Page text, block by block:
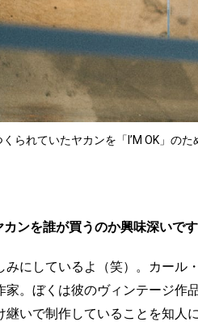
られていたヤカンを「I’M OK」の
ンを誰が買うのか興味深いです
みにしているよ（笑）。カール
家。ぼくは彼のヴィンテージ
継いで制作していることを知人